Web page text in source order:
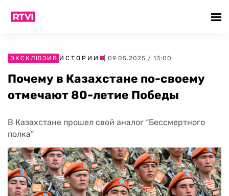
ЭКСКЛЮЗИВ ИСТОРИИ | 09.05.2025 / 13:00
Почему в Казахстане по-своему
отмечают 80-летие Победы
В Казахстане прошел свой аналог “Бессмертного
полка”